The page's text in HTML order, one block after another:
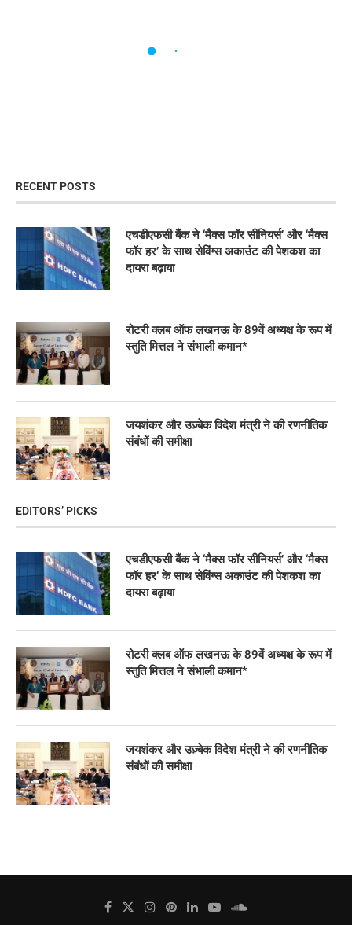
RECENT POSTS
एचडीएफसी बैंक ने ‘मैक्स फॉर सीनियर्स’ और ‘मैक्स
फॉर हर’ के साथ सेविंग्स अकाउंट की पेशकश का
दायरा बढ़ाया
रोटरी क्लब ऑफ लखनऊ के 89वें अध्यक्ष के रूप में
स्तुति मित्तल ने संभाली कमान*
जयशंकर और उज़्बेक विदेश मंत्री ने की रणनीतिक
संबंधों की समीक्षा
EDITORS’ PICKS
एचडीएफसी बैंक ने ‘मैक्स फॉर सीनियर्स’ और ‘मैक्स
फॉर हर’ के साथ सेविंग्स अकाउंट की पेशकश का
दायरा बढ़ाया
रोटरी क्लब ऑफ लखनऊ के 89वें अध्यक्ष के रूप में
स्तुति मित्तल ने संभाली कमान*
जयशंकर और उज़्बेक विदेश मंत्री ने की रणनीतिक
संबंधों की समीक्षा